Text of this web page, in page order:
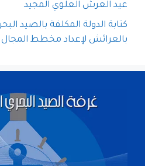
عيد العرش العلوي المجيد
كتابة الدولة المكلفة بالصيد
بالعرائش لإعداد مخطط المجال